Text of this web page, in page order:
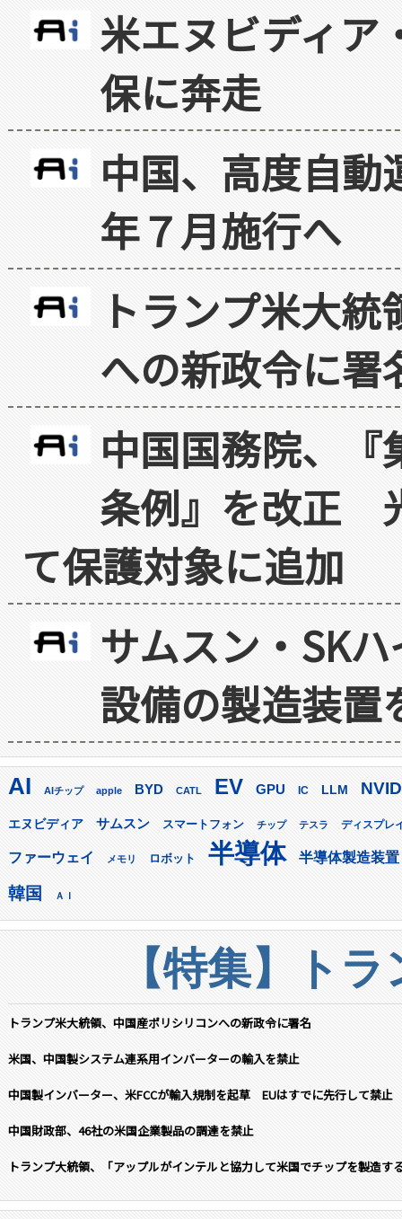
米エヌビディア
保に奔走
中国、高度自
年７月施行へ
トランプ米大
への新政令に署
中国国務院、
条例』を改正
て保護対象に追加
サムスン・SK
設備の製造装置
AI AIチップ apple BYD CATL EV GPU IC LLM
エヌビディア サムスン スマートフォン チップ テスラ ディスプレ
ファーウェイ メモリ ロボット 半導体 半導体製造装置
韓国 ＡＩ
【特集】ト
トランプ米大統領、中国産ポリシリコンへの新政令に署名
米国、中国製システム連系用インバーターの輸入を禁止
中国製インバーター、米FCCが輸入規制を起草 EUはすでに先行して禁止
中国財政部、46社の米国企業製品の調達を禁止
トランプ大統領、「アップルがインテルと協力して米国でチップを製造す